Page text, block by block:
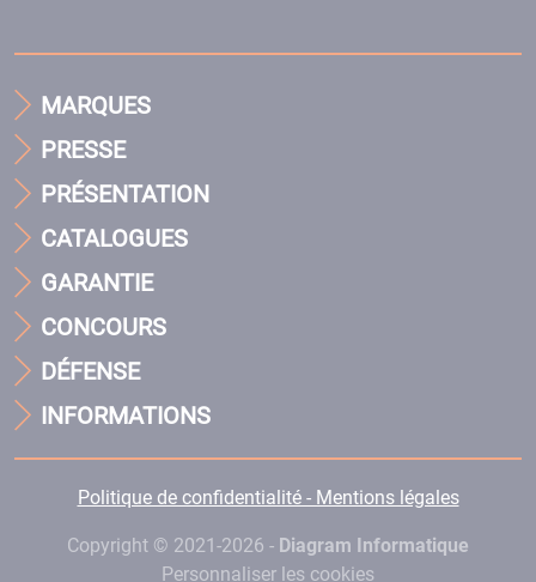
MARQUES
PRESSE
PRÉSENTATION
CATALOGUES
GARANTIE
CONCOURS
DÉFENSE
INFORMATIONS
Politique de confidentialité - Mentions légales
Copyright © 2021-2026 - Diagram Informatique
Personnaliser les cookies